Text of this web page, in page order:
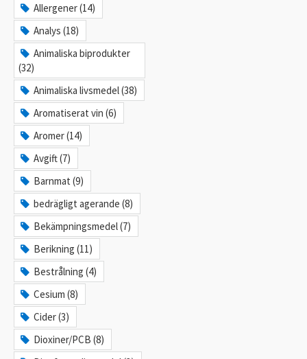
Allergener (14)
Analys (18)
Animaliska biprodukter
(32)
Animaliska livsmedel (38)
Aromatiserat vin (6)
Aromer (14)
Avgift (7)
Barnmat (9)
bedrägligt agerande (8)
Bekämpningsmedel (7)
Berikning (11)
Bestrålning (4)
Cesium (8)
Cider (3)
Dioxiner/PCB (8)